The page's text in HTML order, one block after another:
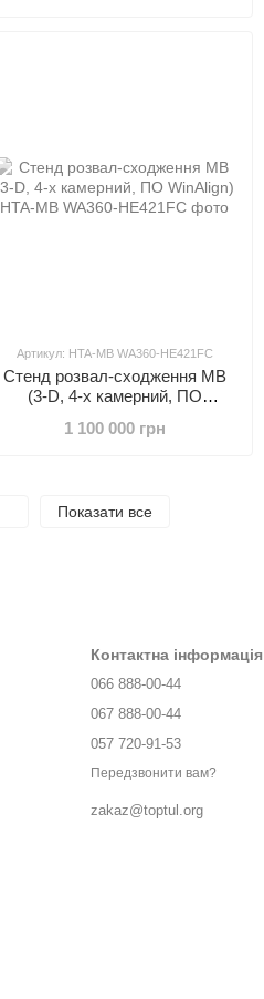
Артикул: HTA-MB WA360-HE421FC
Стенд розвал-сходження MB
(3-D, 4-х камерний, ПО
1 100 000 грн
Показати все
Контактна інформація
066 888-00-44
067 888-00-44
057 720-91-53
Передзвонити вам?
zakaz@toptul.org